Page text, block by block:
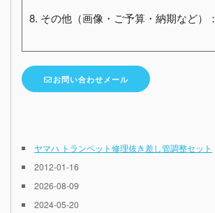
8. その他（画像・ご予算・納期など）：
お問い合わせメール
ヤマハ トランペット修理抜き差し管調整セット
2012-01-16
2026-08-09
2024-05-20